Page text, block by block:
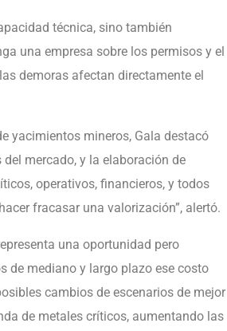
técnica, sino también
una empresa sobre los permisos y el
demoras afectan directamente el
yacimientos mineros, Gala destacó
mercado, y la elaboración de
operativos, financieros, y todos
fracasar una valorización”, alertó.
una oportunidad pero
de mediano y largo plazo ese costo
cambios de escenarios de mejor
de metales críticos, aumentando las